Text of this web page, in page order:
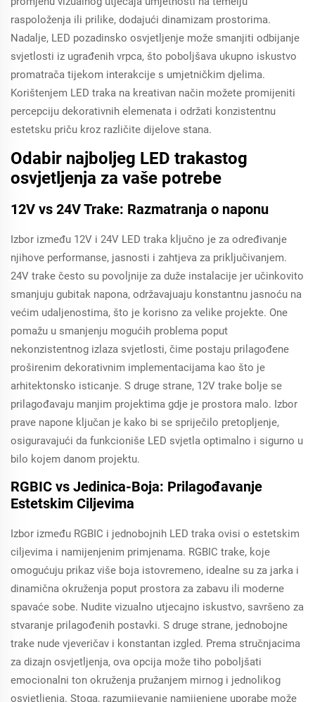
raspoloženja ili prilike, dodajući dinamizam prostorima.
Nadalje, LED pozadinsko osvjetljenje može smanjiti odbijanje
svjetlosti iz ugrađenih vrpca, što poboljšava ukupno iskustvo
promatrača tijekom interakcije s umjetničkim djelima.
Korištenjem LED traka na kreativan način možete promijeniti
percepciju dekorativnih elemenata i održati konzistentnu
estetsku priču kroz različite dijelove stana.
Odabir najboljeg LED trakastog
osvjetljenja za vaše potrebe
12V vs 24V Trake: Razmatranja o naponu
Izbor između 12V i 24V LED traka ključno je za određivanje
njihove performanse, jasnosti i zahtjeva za priključivanjem.
24V trake često su povoljnije za duže instalacije jer učinkovito
smanjuju gubitak napona, održavajuaju konstantnu jasnoću na
većim udaljenostima, što je korisno za velike projekte. One
pomažu u smanjenju mogućih problema poput
nekonzistentnog izlaza svjetlosti, čime postaju prilagođene
proširenim dekorativnim implementacijama kao što je
arhitektonsko isticanje. S druge strane, 12V trake bolje se
prilagođavaju manjim projektima gdje je prostora malo. Izbor
prave napone ključan je kako bi se spriječilo pretopljenje,
osiguravajući da funkcioniše LED svjetla optimalno i sigurno u
bilo kojem danom projektu.
RGBIC vs Jedinica-Boja: Prilagođavanje
Estetskim Ciljevima
Izbor između RGBIC i jednobojnih LED traka ovisi o estetskim
ciljevima i namijenjenim primjenama. RGBIC trake, koje
omogućuju prikaz više boja istovremeno, idealne su za jarka i
dinamična okruženja poput prostora za zabavu ili moderne
spavaće sobe. Nudite vizualno utjecajno iskustvo, savršeno za
stvaranje prilagođenih postavki. S druge strane, jednobojne
trake nude vjeveričav i konstantan izgled. Prema stručnjacima
za dizajn osvjetljenja, ova opcija može tiho poboljšati
emocionalni ton okruženja pružanjem mirnog i jednolikog
osvjetljenja. Stoga, razumijevanje namijenjene uporabe može